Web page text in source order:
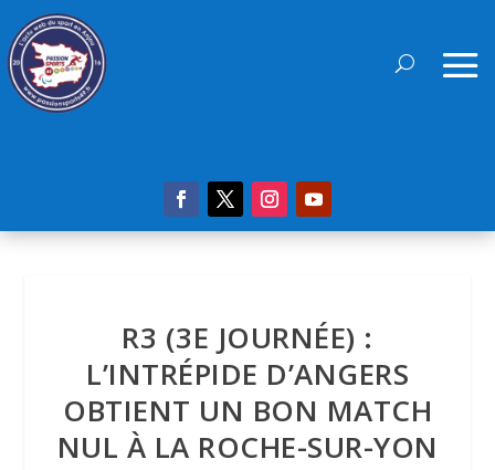
R3 (3E JOURNÉE) :
L’INTRÉPIDE D’ANGERS
OBTIENT UN BON MATCH
NUL À LA ROCHE-SUR-YON